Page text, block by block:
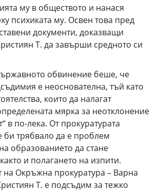
му в обществото и нанася
психиката му. Освен това пред
документи, доказващи
Т. да завърши средното си
обвинение беше, че
е неоснователна, тъй като
които да налагат
мярка за неотклонение
в по-лека. От прокуратурата
би трябвало да е проблем
образованието да стане
и полагането на изпити.
на Окръжна прокуратура – Варна
Т. е подсъдим за тежко